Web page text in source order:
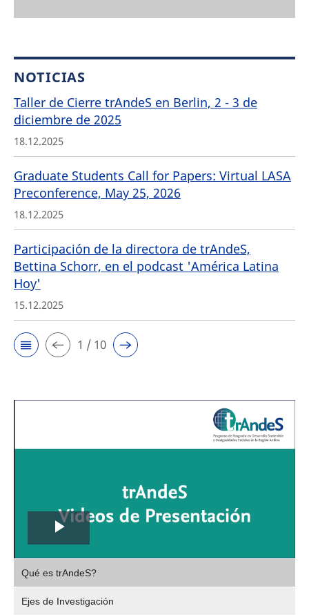
NOTICIAS
Taller de Cierre trAndeS en Berlin, 2 - 3 de
diciembre de 2025
18.12.2025
Graduate Students Call for Papers: Virtual LASA
Preconference, May 25, 2026
18.12.2025
Participación de la directora de trAndeS,
Bettina Schorr, en el podcast 'América Latina
Hoy'
15.12.2025
1 / 10
Play
Video
Qué es trAndeS?
Ejes de Investigación